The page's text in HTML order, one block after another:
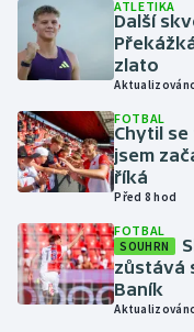
Házená
Judo
Krasobruslení
Lezení
Lyže a snowboard
ATLETIKA
Další
zlato
FOTBAL
Chytil
jsem
říká
Před 8 hod
FOTBAL
SOUHRN
zůstává
Baník